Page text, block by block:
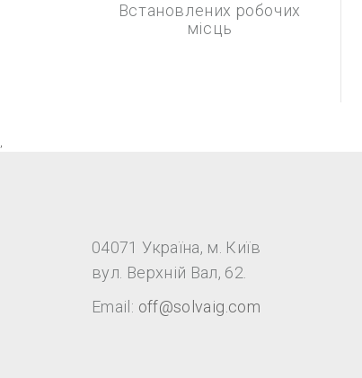
Встановлених робочих
місць
,
04071 Україна, м. Київ
вул. Верхній Вал, 62.
Email: off@solvaig.com